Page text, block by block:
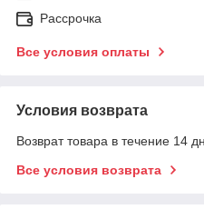
Рассрочка
Все условия оплаты
Условия возврата
Возврат товара в течение 14
Все условия возврата